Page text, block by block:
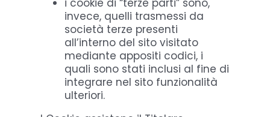
i cookie di “terze parti” sono,
invece, quelli trasmessi da
società terze presenti
all’interno del sito visitato
mediante appositi codici, i
quali sono stati inclusi al fine di
integrare nel sito funzionalità
ulteriori.